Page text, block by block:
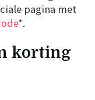
pagina met
*.
korting